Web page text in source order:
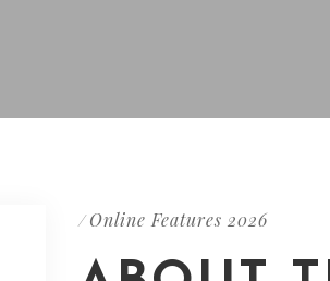
/ Online Features 2026